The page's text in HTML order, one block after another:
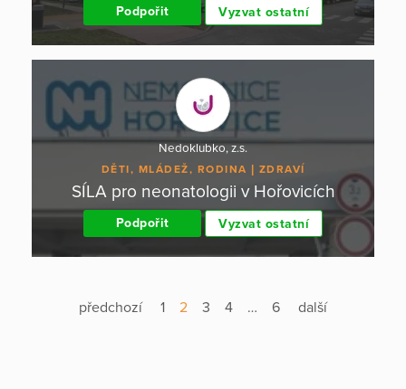
Podpořit Vyzvat ostatní
Nedoklubko, z.s.
DĚTI, MLÁDEŽ, RODINA ZDRAVÍ
SÍLA pro neonatologii v Hořovicích
Podpořit Vyzvat ostatní
předchozí 1 2 3 4 … 6 další